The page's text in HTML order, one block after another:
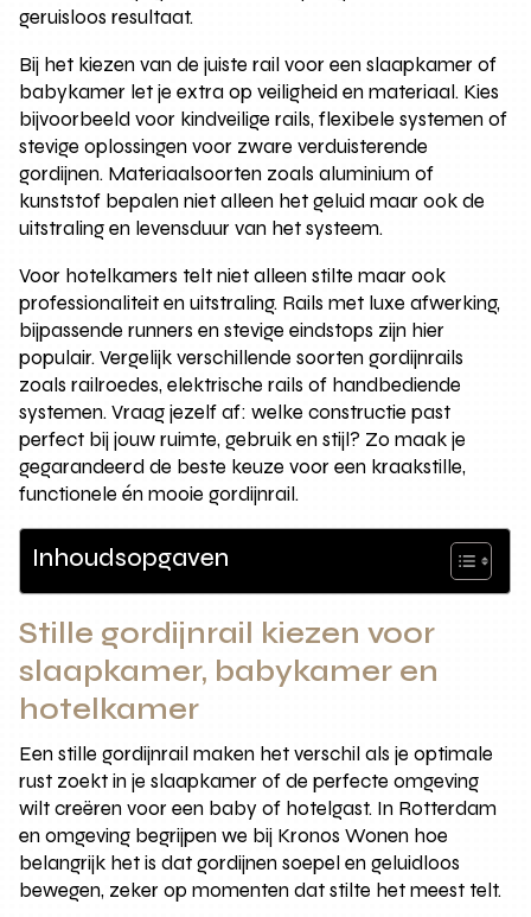
geruisloos resultaat.
Bij het kiezen van de juiste rail voor een slaapkamer of
babykamer let je extra op veiligheid en materiaal. Kies
bijvoorbeeld voor kindveilige rails, flexibele systemen of
stevige oplossingen voor zware verduisterende
gordijnen. Materiaalsoorten zoals aluminium of
kunststof bepalen niet alleen het geluid maar ook de
uitstraling en levensduur van het systeem.
Voor hotelkamers telt niet alleen stilte maar ook
professionaliteit en uitstraling. Rails met luxe afwerking,
bijpassende runners en stevige eindstops zijn hier
populair. Vergelijk verschillende soorten gordijnrails
zoals railroedes, elektrische rails of handbediende
systemen. Vraag jezelf af: welke constructie past
perfect bij jouw ruimte, gebruik en stijl? Zo maak je
gegarandeerd de beste keuze voor een kraakstille,
functionele én mooie gordijnrail.
Inhoudsopgaven
Stille gordijnrail kiezen voor
slaapkamer, babykamer en
hotelkamer
Een stille gordijnrail maken het verschil als je optimale
rust zoekt in je slaapkamer of de perfecte omgeving
wilt creëren voor een baby of hotelgast. In Rotterdam
en omgeving begrijpen we bij Kronos Wonen hoe
belangrijk het is dat gordijnen soepel en geluidloos
bewegen, zeker op momenten dat stilte het meest telt.